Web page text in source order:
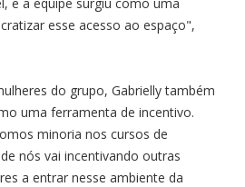
esse acesso ao espaço",
do grupo, Gabrielly também
uma ferramenta de incentivo.
minoria nos cursos de
nós vai incentivando outras
a entrar nesse ambiente da